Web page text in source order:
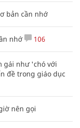
bản cần nhớ
nhớ 106
gái như 'chó với
đề trong giáo dục
nên gọi